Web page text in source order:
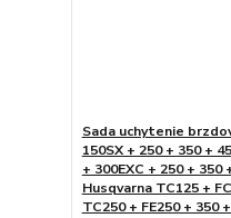
Sada uchytenie
150SX + 250 + 350 +
+ 300EXC + 250 + 350
Husqvarna TC125 +
TC250 + FE250 + 350